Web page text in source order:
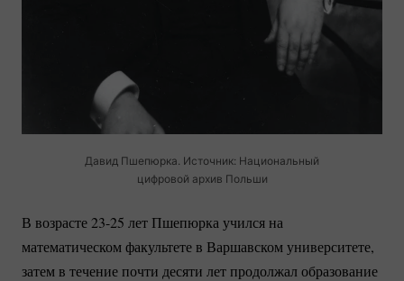
Давид Пшепюрка. Источник: Национальный
цифровой архив Польши
В возрасте23-25 лет Пшепюрка учился на
математическом факультете в Варшавском университете,
затем в течение почти десяти лет продолжал образование